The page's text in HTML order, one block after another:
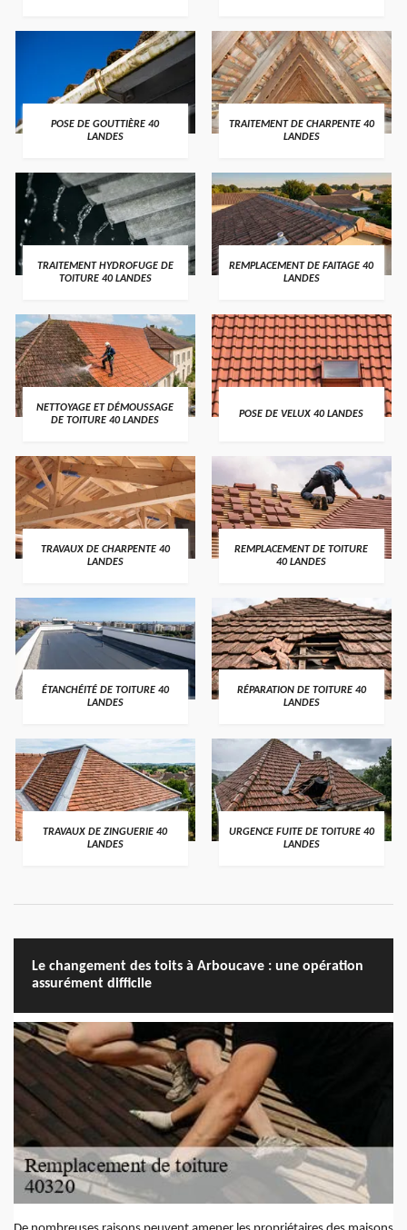
POSE DE GOUTTIÈRE 40
LANDES
TRAITEMENT DE CHARPENTE 40
LANDES
TRAITEMENT HYDROFUGE DE
TOITURE 40 LANDES
REMPLACEMENT DE FAITAGE 40
LANDES
NETTOYAGE ET DÉMOUSSAGE
DE TOITURE 40 LANDES
POSE DE VELUX 40 LANDES
TRAVAUX DE CHARPENTE 40
LANDES
REMPLACEMENT DE TOITURE
40 LANDES
ÉTANCHÉITÉ DE TOITURE 40
LANDES
RÉPARATION DE TOITURE 40
LANDES
TRAVAUX DE ZINGUERIE 40
LANDES
URGENCE FUITE DE TOITURE 40
LANDES
Le changement des toits à Arboucave : une opération
assurément difficile